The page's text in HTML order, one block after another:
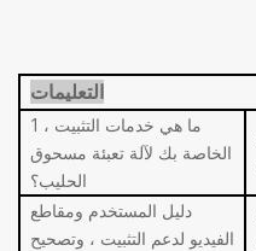
التعليمات
1 ، ما هي خدمات التثبيت
الخاصة بك لآلة تعبئة مسحوق
الحليب؟
دليل المستخدم ومقاطع
الفيديو لدعم التثبيت ، وتصحيح